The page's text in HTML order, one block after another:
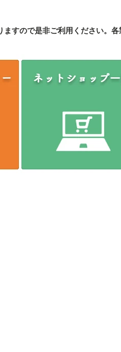
ますので是非ご利用ください。